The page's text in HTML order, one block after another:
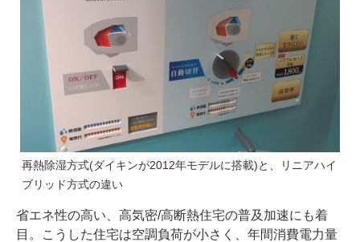
再熱除湿方式(ダイキンが2012年モデルに搭載)と、リニアハイ
ブリッド方式の違い
省エネ性の高い、高気密/高断熱住宅の普及加速にも着
目。こうした住宅は空調負荷が小さく、年間消費電力量